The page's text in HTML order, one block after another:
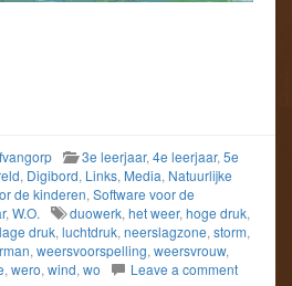
3e leerjaar,4e leerjaar,5e
, Digibord, Links, Media, Natuurlijke
de kinderen,Software voor de
,W.O. duowerk,het weer,hoge druk,
lage druk,luchtdruk,neerslagzone,storm,
,weersvoorspelling,weersvrouw,
,wero,wind,wo Leave a comment